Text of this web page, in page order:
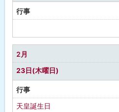
行事
定
な
し
2月
23日(木曜日)
行事
天皇誕生日